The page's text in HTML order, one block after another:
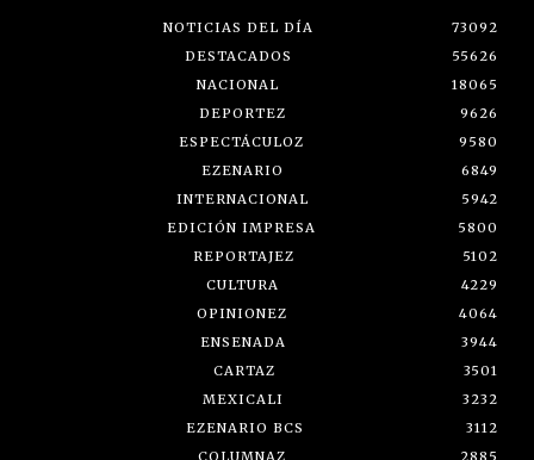
NOTICIAS DEL DÍA
73092
DESTACADOS
55626
NACIONAL
18065
DEPORTEZ
9626
ESPECTÁCULOZ
9580
EZENARIO
6849
INTERNACIONAL
5942
EDICIÓN IMPRESA
5800
REPORTAJEZ
5102
CULTURA
4229
OPINIONEZ
4064
ENSENADA
3944
CARTAZ
3501
MEXICALI
3232
EZENARIO BCS
3112
COLUMNAZ
2885